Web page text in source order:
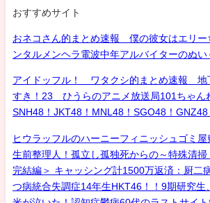
おすすめサイト
おネコさん的まとめ速報 僕の彼女はエリー
ンタルメンヘラ電波中年アルバイターのぬ
アイドッフル！ ワタクシ的まとめ速報 地
すき！23 ひうらのアニメ放送局101ちゃん
SNH48！JKT48！MNL48！SGO48！
ヒウラッフルのハーニーフィニッシュゴミ屋
生前整理人！孤立し孤独死からの～特殊清
完結編＞ キャッシング計1500万返済：厨二
つ病統合失調症14年生HKT46！！9期研究生